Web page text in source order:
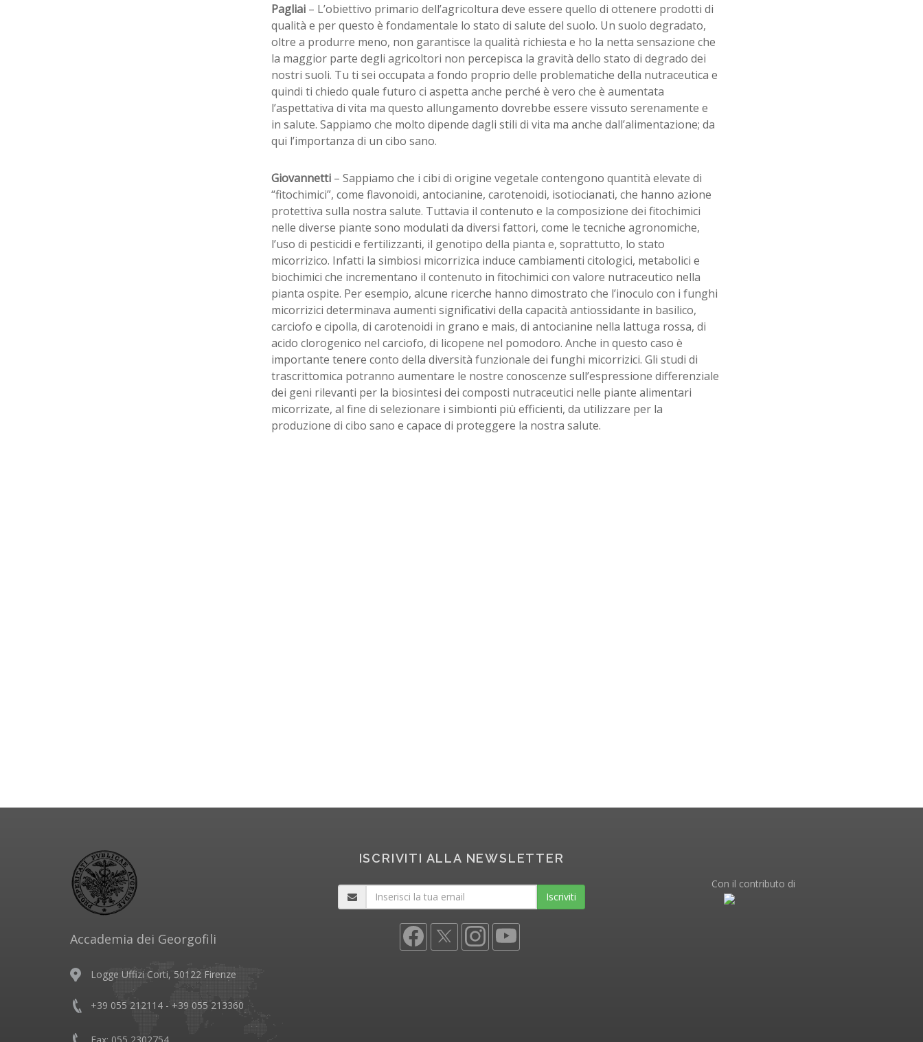
Pagliai– L’obiettivo primario dell’agricoltura deve essere quello di ottenere prodotti di
qualità e per questo è fondamentale lo stato di salute del suolo. Un suolo degradato,
oltre a produrre meno, non garantisce la qualità richiesta e ho la netta sensazione che
la maggior parte degli agricoltori non percepisca la gravità dello stato di degrado dei
nostri suoli. Tu ti sei occupata a fondo proprio delle problematiche della nutraceutica e
quindi ti chiedo quale futuro ci aspetta anche perché è vero che è aumentata
l’aspettativa di vita ma questo allungamento dovrebbe essere vissuto serenamente e
in salute. Sappiamo che molto dipende dagli stili di vita ma anche dall’alimentazione; da
qui l’importanza di un cibo sano.
Giovannetti – Sappiamo che i cibi di origine vegetale contengono quantità elevate di
“fitochimici”, come flavonoidi, antocianine, carotenoidi, isotiocianati, che hanno azione
protettiva sulla nostra salute. Tuttavia il contenuto e la composizione dei fitochimici
nelle diverse piante sono modulati da diversi fattori, come le tecniche agronomiche,
l’uso di pesticidi e fertilizzanti, il genotipo della pianta e, soprattutto, lo stato
micorrizico. Infatti la simbiosi micorrizica induce cambiamenti citologici, metabolici e
biochimici che incrementano il contenuto in fitochimici con valore nutraceutico nella
pianta ospite. Per esempio, alcune ricerche hanno dimostrato che l’inoculo con i funghi
micorrizici determinava aumenti significativi della capacità antiossidante in basilico,
carciofo e cipolla, di carotenoidi in grano e mais, di antocianine nella lattuga rossa, di
acido clorogenico nel carciofo, di licopene nel pomodoro. Anche in questo caso è
importante tenere conto della diversità funzionale dei funghi micorrizici. Gli studi di
trascrittomica potranno aumentare le nostre conoscenze sull’espressione differenziale
dei geni rilevanti per la biosintesi dei composti nutraceutici nelle piante alimentari
micorrizate, al fine di selezionare i simbionti più efficienti, da utilizzare per la
produzione di cibo sano e capace di proteggere la nostra salute.
Accademia dei Georgofili
Logge Uffizi Corti, 50122 Firenze
+39 055 212114 - +39 055 213360
ISCRIVITI ALLA NEWSLETTER
Iscriviti
Con il contributo di